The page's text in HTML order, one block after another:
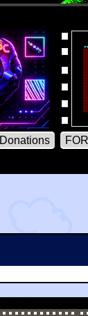
Donations